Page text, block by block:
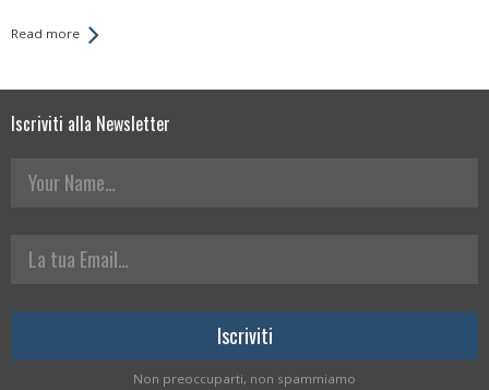
Read more
Iscriviti alla Newsletter
Non preoccuparti, non spammiamo